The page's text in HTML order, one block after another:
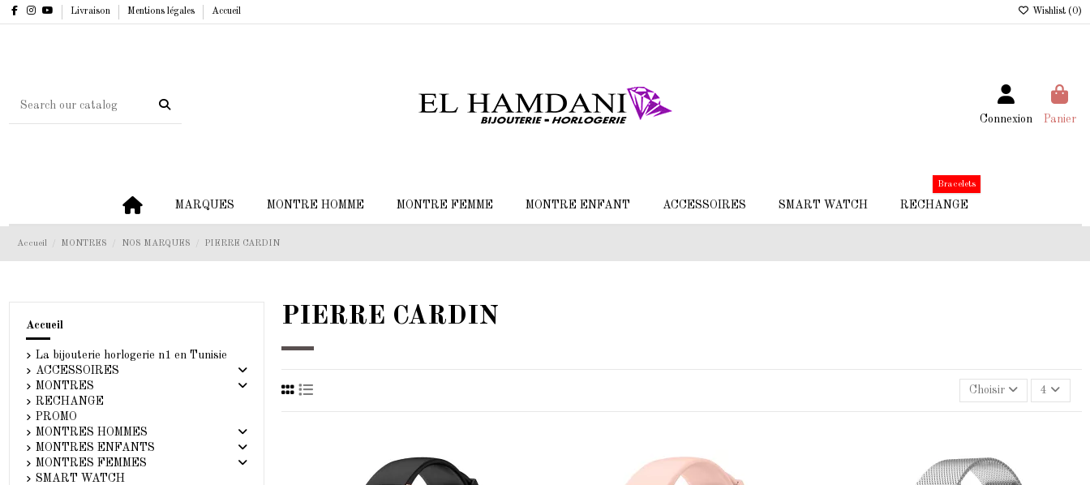
Livraison Mentions légales Accueil Wishlist (0)
Connexion Panier
MARQUES MONTRE HOMME MONTRE FEMME MONTRE ENFANT ACCESSOIRES SMART WATCH RECHANGE
Bracelets
Accueil MONTRES NOS MARQUES PIERRE CARDIN
PIERRE CARDIN
Choisir 4
Accueil
La bijouterie horlogerie n1 en Tunisie
ACCESSOIRES
MONTRES
RECHANGE
PROMO
MONTRES HOMMES
MONTRES ENFANTS
MONTRES FEMMES
SMART WATCH